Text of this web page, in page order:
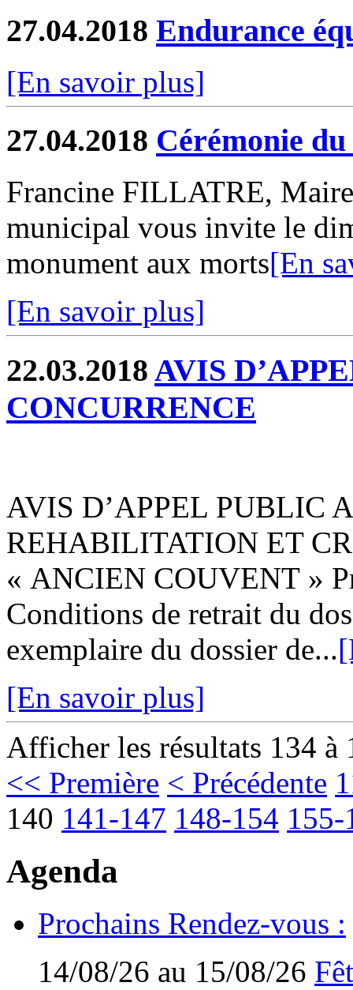
27.04.2018 Endurance
[En savoir plus]
27.04.2018 Cérémonie
Francine FILLATRE,
municipal vous invite le
monument aux morts[En
[En savoir plus]
22.03.2018 AVIS
CONCURRENCE
AVIS D’APPEL PUBLIC
REHABILITATION ET
« ANCIEN COUVENT »
Conditions de retrait du
exemplaire du dossier de...
[En savoir plus]
Afficher les résultats 134 à
<< Première < Précédente
140 141-147 148-154 155-
Agenda
Prochains Rendez-vous :
14/08/26 au 15/08/26